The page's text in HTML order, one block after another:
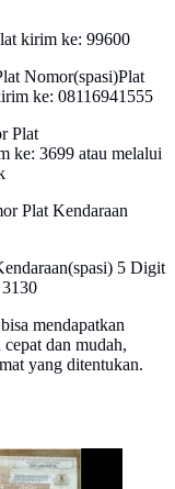
kirim ke: 99600
Nomor(spasi)Plat
ke: 08116941555
Plat
ke: 3699 atau melalui
Plat Kendaraan
5 Digit
mendapatkan
dan mudah,
yang ditentukan.